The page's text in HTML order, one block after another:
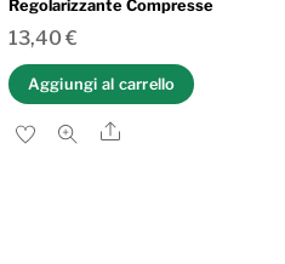
Regolarizzante Compresse
13,40€
Aggiungi al carrello
Share